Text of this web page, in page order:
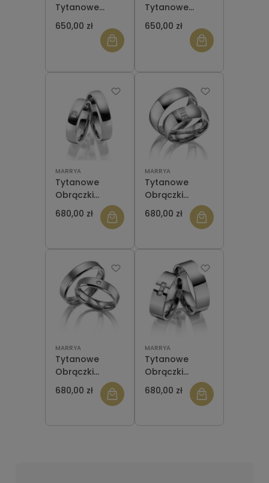
Tytanowe
Płaskie od 2 do
10 mm
650,00 zł
Tytanowe
Płaskie
Fazowane od 2
650,00 zł
MARRYA
Tytanowe
Obrączki
Ślubne TI-30
Cyrkonia
680,00 zł
MARRYA
Tytanowe
Obrączki
Ślubne 7 mmTI-
06 Cyrkonie
680,00 zł
MARRYA
Tytanowe
Obrączki
Ślubne 5 mm
TI-19
680,00 zł
MARRYA
Tytanowe
Obrączki
Ślubne TI-07
680,00 zł